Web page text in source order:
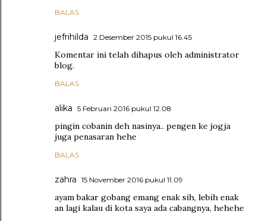
BALAS
jefrihilda 2 Desember 2015 pukul 16.45
Komentar ini telah dihapus oleh administrator
blog.
BALAS
alika 5 Februari 2016 pukul 12.08
pingin cobanin deh nasinya.. pengen ke jogja
juga penasaran hehe
BALAS
zahra 15 November 2016 pukul 11.09
ayam bakar gobang emang enak sih, lebih enak
an lagi kalau di kota saya ada cabangnya, hehehe